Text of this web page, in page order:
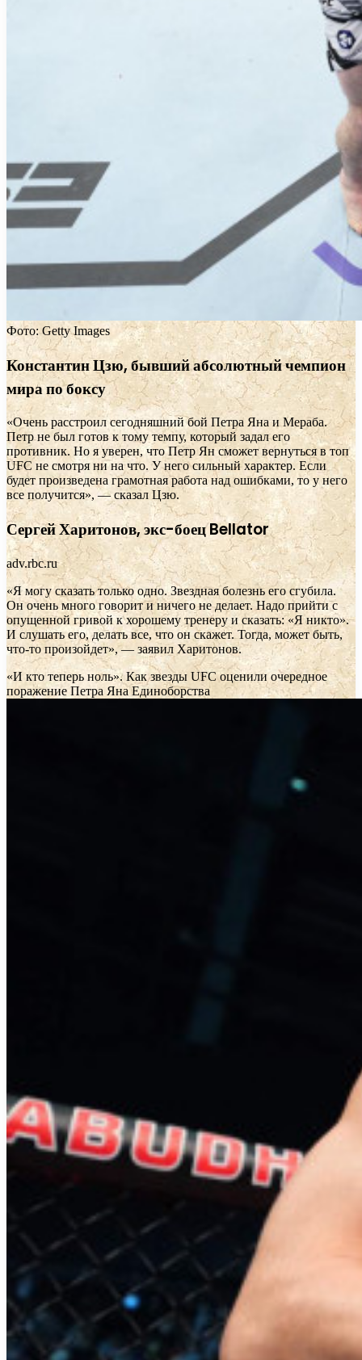
Фото: Getty Images
Константин Цзю, бывший абсолютный чемпион
мира по боксу
«Очень расстроил сегодняшний бой Петра Яна и Мераба.
Петр не был готов к тому темпу, который задал его
противник. Но я уверен, что Петр Ян сможет вернуться в топ
UFC не смотря ни на что. У него сильный характер. Если
будет произведена грамотная работа над ошибками, то у него
все получится», — сказал Цзю.
Сергей Харитонов, экс-боец Bellator
adv.rbc.ru
«Я могу сказать только одно. Звездная болезнь его сгубила.
Он очень много говорит и ничего не делает. Надо прийти с
опущенной гривой к хорошему тренеру и сказать: «Я никто».
И слушать его, делать все, что он скажет. Тогда, может быть,
что-то произойдет», — заявил Харитонов.
«И кто теперь ноль». Как звезды UFC оценили очередное
поражение Петра ЯнаЕдиноборства